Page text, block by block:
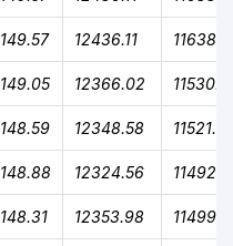
149.57 12436.11
149.05 12366.02
148.59 12348.58
148.88 12324.56
148.31 12353.98 11499.11